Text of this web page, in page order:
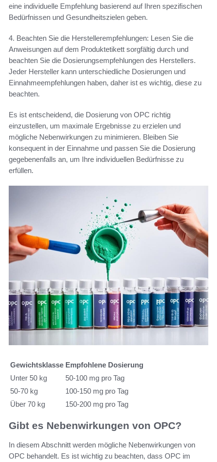
eine individuelle Empfehlung basierend auf Ihren spezifischen
Bedürfnissen und Gesundheitszielen geben.
4. Beachten Sie die Herstellerempfehlungen: Lesen Sie die
Anweisungen auf dem Produktetikett sorgfältig durch und
beachten Sie die Dosierungsempfehlungen des Herstellers.
Jeder Hersteller kann unterschiedliche Dosierungen und
Einnahmeempfehlungen haben, daher ist es wichtig, diese zu
beachten.
Es ist entscheidend, die Dosierung von OPC richtig
einzustellen, um maximale Ergebnisse zu erzielen und
mögliche Nebenwirkungen zu minimieren. Bleiben Sie
konsequent in der Einnahme und passen Sie die Dosierung
gegebenenfalls an, um Ihre individuellen Bedürfnisse zu
erfüllen.
Gewichtsklasse Empfohlene Dosierung
Unter 50 kg
50-100 mg pro Tag
50-70 kg
100-150 mg pro Tag
Über 70 kg
150-200 mg pro Tag
Gibt es Nebenwirkungen von OPC?
In diesem Abschnitt werden mögliche Nebenwirkungen von
OPC behandelt. Es ist wichtig zu beachten, dass OPC im